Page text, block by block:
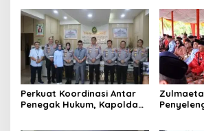
Perkuat Koordinasi Antar
Penegak Hukum, Kapolda